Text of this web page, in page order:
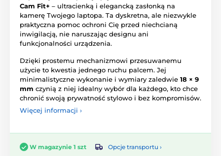
Cam Fit+ – ultracienką i elegancką zasłonką na
kamerę Twojego laptopa. Ta dyskretna, ale niezwykle
praktyczna pomoc ochroni Cię przed niechcianą
inwigilacją, nie naruszając designu ani
funkcjonalności urządzenia.
Dzięki prostemu mechanizmowi przesuwanemu
użycie to kwestia jednego ruchu palcem. Jej
minimalistyczne wykonanie i wymiary zaledwie 18 × 9
mm czynią z niej idealny wybór dla każdego, kto chce
chronić swoją prywatność stylowo i bez kompromisów.
Więcej informacji ›
W magazynie 1 szt
Opcje transportu ›